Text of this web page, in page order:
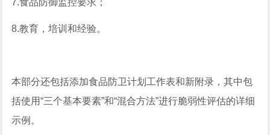
7.食品防御监控要求；
8.教育，培训和经验。
本部分还包括添加食品防卫计划工作表和新附录，其中包
括使用“三个基本要素”和“混合方法”进行脆弱性评估的详细
示例。